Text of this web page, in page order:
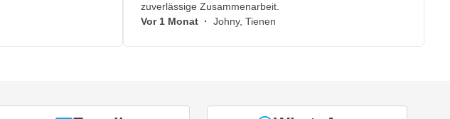
zuverlässige Zusammenarbeit.
Vor 1 Monat · Johny, Tienen